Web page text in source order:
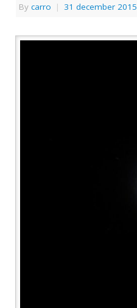
By carro | 31 december 2015